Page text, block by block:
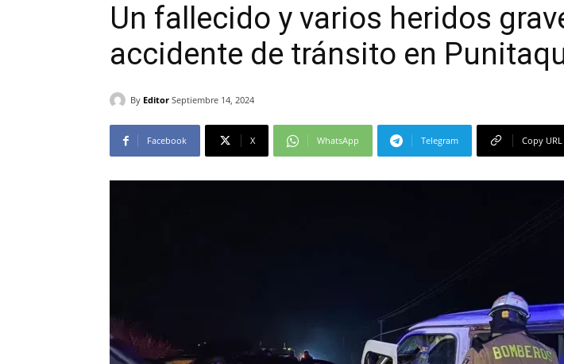
Un fallecido y varios heridos
accidente de tránsito en
By Editor Septiembre 14, 2024
Facebook X WhatsApp Telegram Copy URL